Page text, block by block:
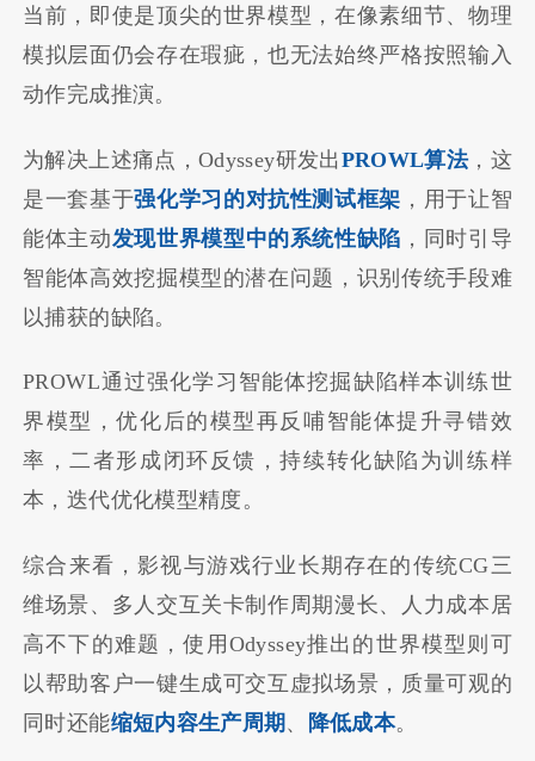
当前，即使是顶尖的世界模型，在像素细节、物理
模拟层面仍会存在瑕疵，也无法始终严格按照输入
动作完成推演。
为解决上述痛点，Odyssey研发出PROWL算法，这
是一套基于强化学习的对抗性测试框架 ，用于让智
能体主动发现世界模型中的系统性缺陷 ，同时引导
智能体高效挖掘模型的潜在问题，识别传统手段难
以捕获的缺陷。
PROWL通过强化学习智能体挖掘缺陷样本训练世
界模型，优化后的模型再反哺智能体提升寻错效
率，二者形成闭环反馈，持续转化缺陷为训练样
本，迭代优化模型精度。
综合来看，影视与游戏行业长期存在的传统CG三
维场景、多人交互关卡制作周期漫长、人力成本居
高不下的难题，使用Odyssey推出的世界模型则可
以帮助客户一键生成可交互虚拟场景，质量可观的
同时还能缩短内容生产周期 、 降低成本。